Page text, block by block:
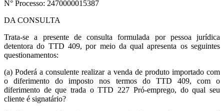
N° Processo: 2470000015387
DA CONSULTA
Trata-se a presente de consulta formulada por pessoa jurídica
detentora do TTD 409, por meio da qual apresenta os seguintes
questionamentos:
(a) Poderá a consulente realizar a venda de produto importado com
o diferimento do imposto nos termos do TTD 409, com o
diferimento de que trada o TTD 227 Pró-emprego, do qual seu
cliente é signatário?